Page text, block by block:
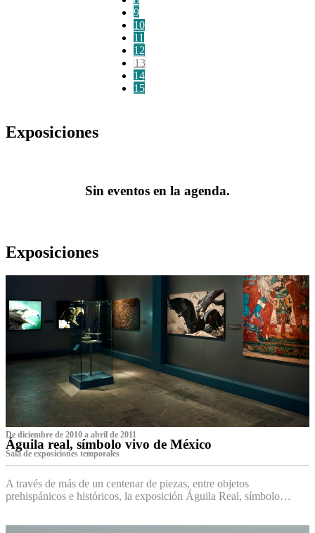
9
10
11
12
13
14
15
Exposiciones
Sin eventos en la agenda.
Exposiciones
De diciembre de 2010 a abril de 2011
Águila real, símbolo vivo de México
Sala de exposiciones temporales
A través de más de un centenar de piezas, entre objetos
prehispánicos e históricos, la exposición Águila Real, símbolo…